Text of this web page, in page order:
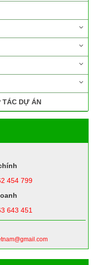
TÁC DỰ ÁN
454 799
643 451